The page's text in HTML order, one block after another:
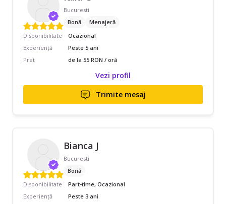
Bucuresti
Bonă
Menajeră
Disponibilitate
Ocazional
Experiență
Peste 5 ani
Preț
de la 55 RON / oră
Vezi profil
Trimite mesaj
Bianca J
Bucuresti
Bonă
Disponibilitate
Part-time, Ocazional
Experiență
Peste 3 ani